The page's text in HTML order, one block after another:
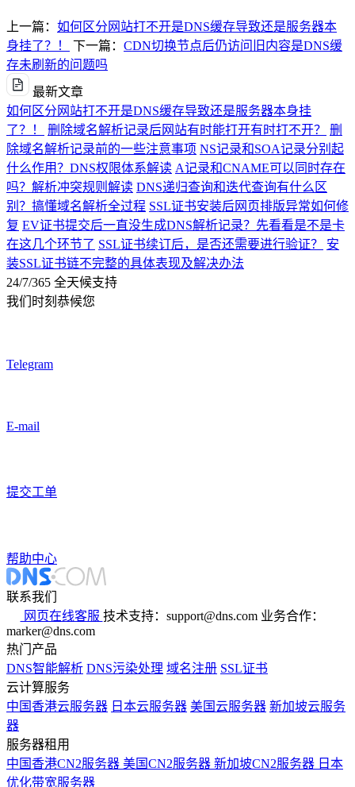
上一篇： 如何区分网站打不开是DNS缓存导致还是服务器本
身挂了？！
下一篇： CDN切换节点后仍访问旧内容是DNS缓
存未刷新的问题吗
最新文章
如何区分网站打不开是DNS缓存导致还是服务器本身挂
了？！
删除域名解析记录后网站有时能打开有时打不开？
删
除域名解析记录前的一些注意事项 NS记录和SOA记录分别起
什么作用？DNS权限体系解读 A记录和CNAME可以同时存在
吗？解析冲突规则解读 DNS递归查询和迭代查询有什么区
别？搞懂域名解析全过程 SSL证书安装后网页排版异常如何修
复 EV证书提交后一直没生成DNS解析记录？先看看是不是卡
在这几个环节了 SSL证书续订后，是否还需要进行验证？
安
装SSL证书链不完整的具体表现及解决办法
24/7/365 全天候支持
我们时刻恭候您
Telegram
E-mail
提交工单
帮助中心
联系我们
网页在线客服 技术支持：support@dns.com 业务合作：
marker@dns.com
热门产品
DNS智能解析 DNS污染处理 域名注册 SSL证书
云计算服务
中国香港云服务器 日本云服务器 美国云服务器 新加坡云服务
器
服务器租用
中国香港CN2服务器 美国CN2服务器 新加坡CN2服务器 日本
优化带宽服务器